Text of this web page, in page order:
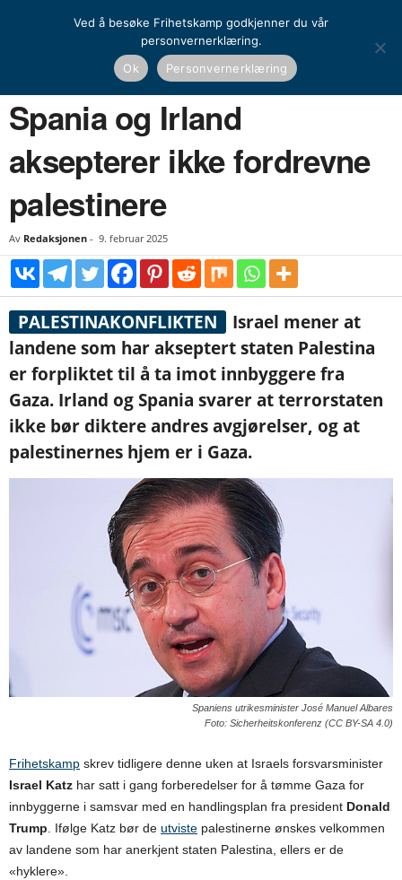
Spania og Irland aksepterer ikke fordrevne palestinere
Spania og Irland
aksepterer ikke fordrevne
palestinere
Av Redaksjonen - 9. februar 2025
PALESTINAKONFLIKTEN
Israel mener at
landene som har akseptert staten Palestina
er forpliktet til å ta imot innbyggere fra
Gaza. Irland og Spania svarer at terrorstaten
ikke bør diktere andres avgjørelser, og at
palestinernes hjem er i Gaza.
Spaniens utrikesminister José Manuel Albares
Foto: Sicherheitskonferenz (CC BY-SA 4.0)
Frihetskamp skrev tidligere denne uken at Israels forsvarsminister
Israel Katz har satt i gang forberedelser for å tømme Gaza for
innbyggerne i samsvar med en handlingsplan fra president Donald
Trump . Ifølge Katz bør de utviste palestinerne ønskes velkommen
av landene som har anerkjent staten Palestina, ellers er de
«hyklere».
Ved å besøke Frihetskamp godkjenner du vår
personvernerklæring.
Ok
Personvernerklæring